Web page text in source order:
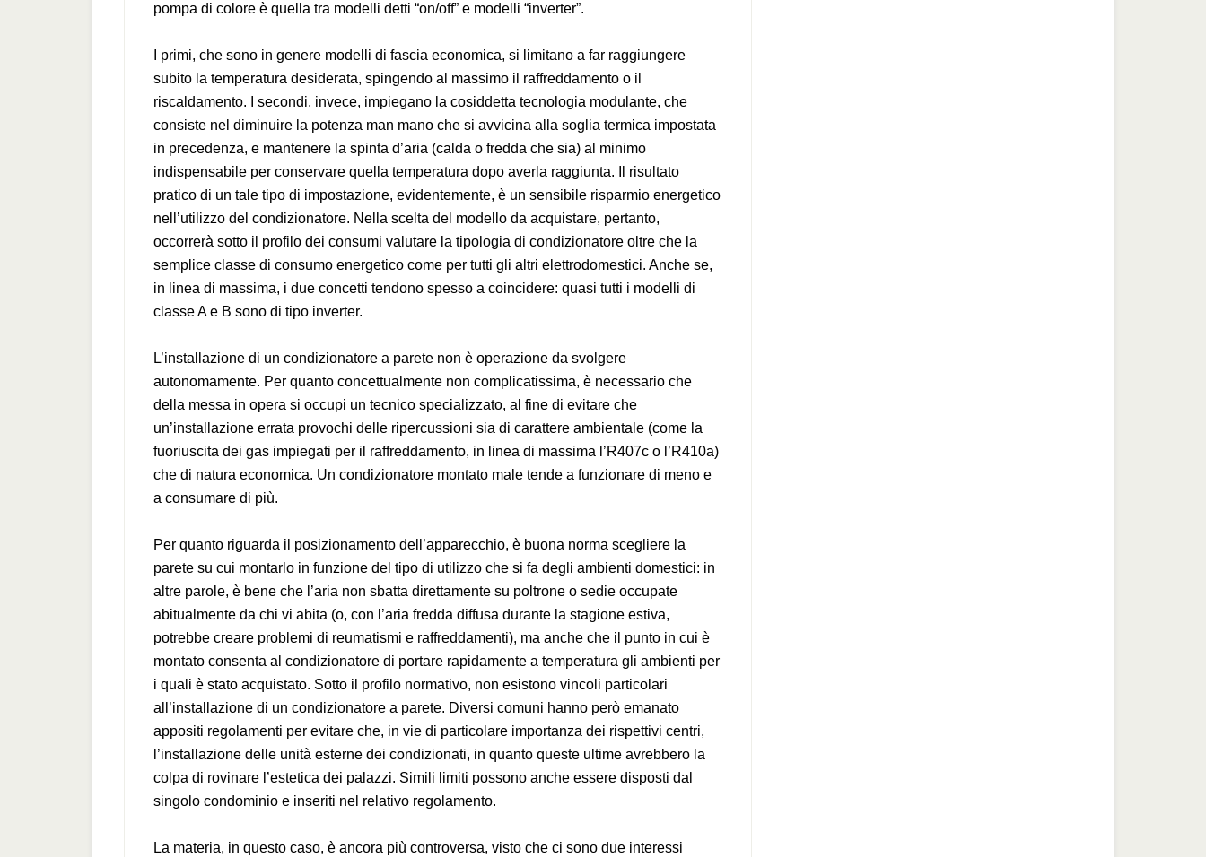
pompa di colore è quella tra modelli detti “on/off” e modelli “inverter”.
I primi, che sono in genere modelli di fascia economica, si limitano a far raggiungere
subito la temperatura desiderata, spingendo al massimo il raffreddamento o il
riscaldamento. I secondi, invece, impiegano la cosiddetta tecnologia modulante, che
consiste nel diminuire la potenza man mano che si avvicina alla soglia termica impostata
in precedenza, e mantenere la spinta d’aria (calda o fredda che sia) al minimo
indispensabile per conservare quella temperatura dopo averla raggiunta. Il risultato
pratico di un tale tipo di impostazione, evidentemente, è un sensibile risparmio energetico
nell’utilizzo del condizionatore. Nella scelta del modello da acquistare, pertanto,
occorrerà sotto il profilo dei consumi valutare la tipologia di condizionatore oltre che la
semplice classe di consumo energetico come per tutti gli altri elettrodomestici. Anche se,
in linea di massima, i due concetti tendono spesso a coincidere: quasi tutti i modelli di
classe A e B sono di tipo inverter.
L’installazione di un condizionatore a parete non è operazione da svolgere
autonomamente. Per quanto concettualmente non complicatissima, è necessario che
della messa in opera si occupi un tecnico specializzato, al fine di evitare che
un’installazione errata provochi delle ripercussioni sia di carattere ambientale (come la
fuoriuscita dei gas impiegati per il raffreddamento, in linea di massima l’R407c o l’R410a)
che di natura economica. Un condizionatore montato male tende a funzionare di meno e
a consumare di più.
Per quanto riguarda il posizionamento dell’apparecchio, è buona norma scegliere la
parete su cui montarlo in funzione del tipo di utilizzo che si fa degli ambienti domestici: in
altre parole, è bene che l’aria non sbatta direttamente su poltrone o sedie occupate
abitualmente da chi vi abita (o, con l’aria fredda diffusa durante la stagione estiva,
potrebbe creare problemi di reumatismi e raffreddamenti), ma anche che il punto in cui è
montato consenta al condizionatore di portare rapidamente a temperatura gli ambienti per
i quali è stato acquistato. Sotto il profilo normativo, non esistono vincoli particolari
all’installazione di un condizionatore a parete. Diversi comuni hanno però emanato
appositi regolamenti per evitare che, in vie di particolare importanza dei rispettivi centri,
l’installazione delle unità esterne dei condizionati, in quanto queste ultime avrebbero la
colpa di rovinare l’estetica dei palazzi. Simili limiti possono anche essere disposti dal
singolo condominio e inseriti nel relativo regolamento.
La materia, in questo caso, è ancora più controversa, visto che ci sono due interessi